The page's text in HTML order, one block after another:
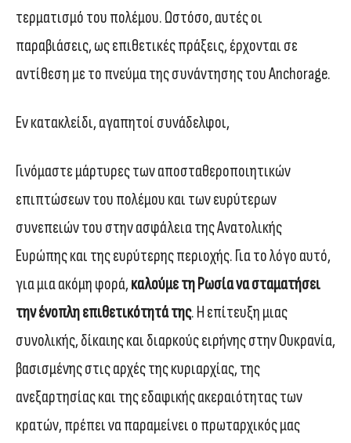
τερματισμό του πολέμου. Ωστόσο, αυτές οι
παραβιάσεις, ως επιθετικές πράξεις, έρχονται σε
αντίθεση με το πνεύμα της συνάντησης του Anchorage.
Εν κατακλείδι, αγαπητοί συνάδελφοι,
Γινόμαστε μάρτυρες των αποσταθεροποιητικών
επιπτώσεων του πολέμου και των ευρύτερων
συνεπειών του στην ασφάλεια της Ανατολικής
Ευρώπης και της ευρύτερης περιοχής. Για το λόγο αυτό,
για μια ακόμη φορά, καλούμε τη Ρωσία να σταματήσει
την ένοπλη επιθετικότητά της. Η επίτευξη μιας
συνολικής, δίκαιης και διαρκούς ειρήνης στην Ουκρανία,
βασισμένης στις αρχές της κυριαρχίας, της
ανεξαρτησίας και της εδαφικής ακεραιότητας των
κρατών, πρέπει να παραμείνει ο πρωταρχικός μας